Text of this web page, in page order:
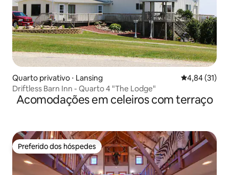
Quarto privativo ⋅ Lansing 4,84 de uma
4,84 (31)
Driftless Barn Inn - Quarto 4 "The Lodge"
Acomodações em celeiros com terraço
Preferido dos hóspedes
Preferido dos hóspedes